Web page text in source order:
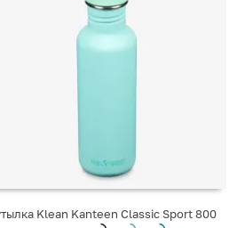
Klean Kanteen Classic Sport 800